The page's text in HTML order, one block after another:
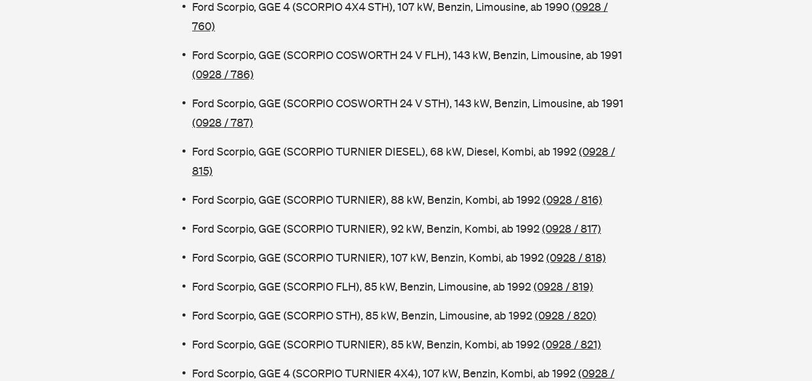
Ford Scorpio, GGE 4 (SCORPIO 4X4 STH), 107 kW, Benzin, Limousine, ab 1990(0928 /
760)
Ford Scorpio, GGE (SCORPIO COSWORTH 24 V FLH), 143 kW, Benzin, Limousine, ab 1991
(0928 / 786)
Ford Scorpio, GGE (SCORPIO COSWORTH 24 V STH), 143 kW, Benzin, Limousine, ab 1991
(0928 / 787)
Ford Scorpio, GGE (SCORPIO TURNIER DIESEL), 68 kW, Diesel, Kombi, ab 1992(0928 /
815)
Ford Scorpio, GGE (SCORPIO TURNIER), 88 kW, Benzin, Kombi, ab 1992(0928 / 816)
Ford Scorpio, GGE (SCORPIO TURNIER), 92 kW, Benzin, Kombi, ab 1992(0928 / 817)
Ford Scorpio, GGE (SCORPIO TURNIER), 107 kW, Benzin, Kombi, ab 1992(0928 / 818)
Ford Scorpio, GGE (SCORPIO FLH), 85 kW, Benzin, Limousine, ab 1992(0928 / 819)
Ford Scorpio, GGE (SCORPIO STH), 85 kW, Benzin, Limousine, ab 1992(0928 / 820)
Ford Scorpio, GGE (SCORPIO TURNIER), 85 kW, Benzin, Kombi, ab 1992(0928 / 821)
Ford Scorpio, GGE 4 (SCORPIO TURNIER 4X4), 107 kW, Benzin, Kombi, ab 1992(0928 /